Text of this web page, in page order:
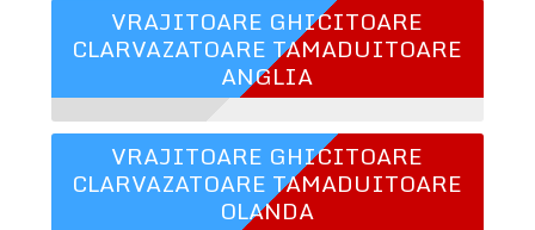
VRAJITOARE GHICITOARE
CLARVAZATOARE TAMADUITOARE
ANGLIA
VRAJITOARE GHICITOARE
CLARVAZATOARE TAMADUITOARE
OLANDA